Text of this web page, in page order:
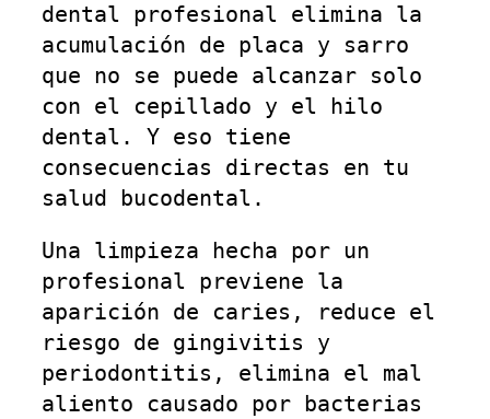
dental profesional elimina la
acumulación de placa y sarro
que no se puede alcanzar solo
con el cepillado y el hilo
dental. Y eso tiene
consecuencias directas en tu
salud bucodental.
Una limpieza hecha por un
profesional previene la
aparición de caries, reduce el
riesgo de gingivitis y
periodontitis, elimina el mal
aliento causado por bacterias